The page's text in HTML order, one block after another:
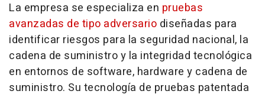
La empresa se especializa en pruebas
avanzadas de tipo adversario diseñadas para
identificar riesgos para la seguridad nacional, la
cadena de suministro y la integridad tecnológica
en entornos de software, hardware y cadena de
suministro. Su tecnología de pruebas patentada